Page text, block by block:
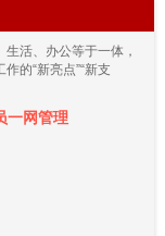
活、办公等于一体，
的“新亮点”“新支
一网管理